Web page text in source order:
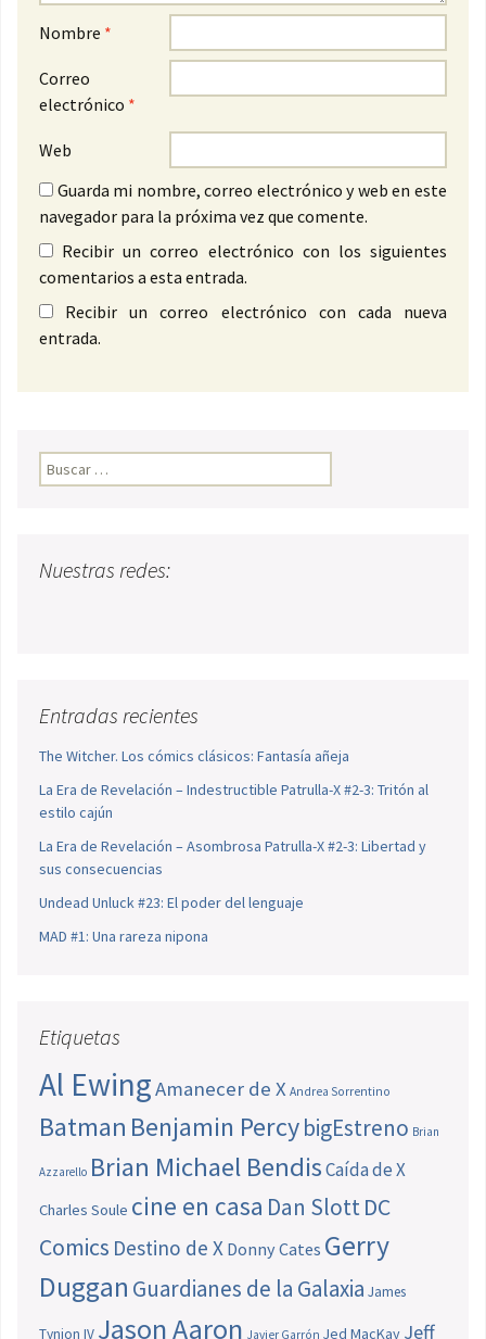
Nombre *
Correo
electrónico *
Web
Guarda mi nombre, correo electrónico y web en este
navegador para la próxima vez que comente.
Recibir un correo electrónico con los siguientes
comentarios a esta entrada.
Recibir un correo electrónico con cada nueva
entrada.
Buscar:
Nuestras redes:
Entradas recientes
The Witcher. Los cómics clásicos: Fantasía añeja
La Era de Revelación – Indestructible Patrulla-X #2-3: Tritón al
estilo cajún
La Era de Revelación – Asombrosa Patrulla-X #2-3: Libertad y
sus consecuencias
Undead Unluck #23: El poder del lenguaje
MAD #1: Una rareza nipona
Etiquetas
Al EwingAmanecer de X Andrea Sorrentino
Batman Benjamin PercybigEstreno Brian
Azzarello Brian Michael BendisCaída de X
Charles Soule cine en casa Dan SlottDC
Comics Destino de X Donny Cates Gerry
Duggan Guardianes de la Galaxia James
Tynion IV Jason Aaron Javier Garrón Jed MacKay Jeff